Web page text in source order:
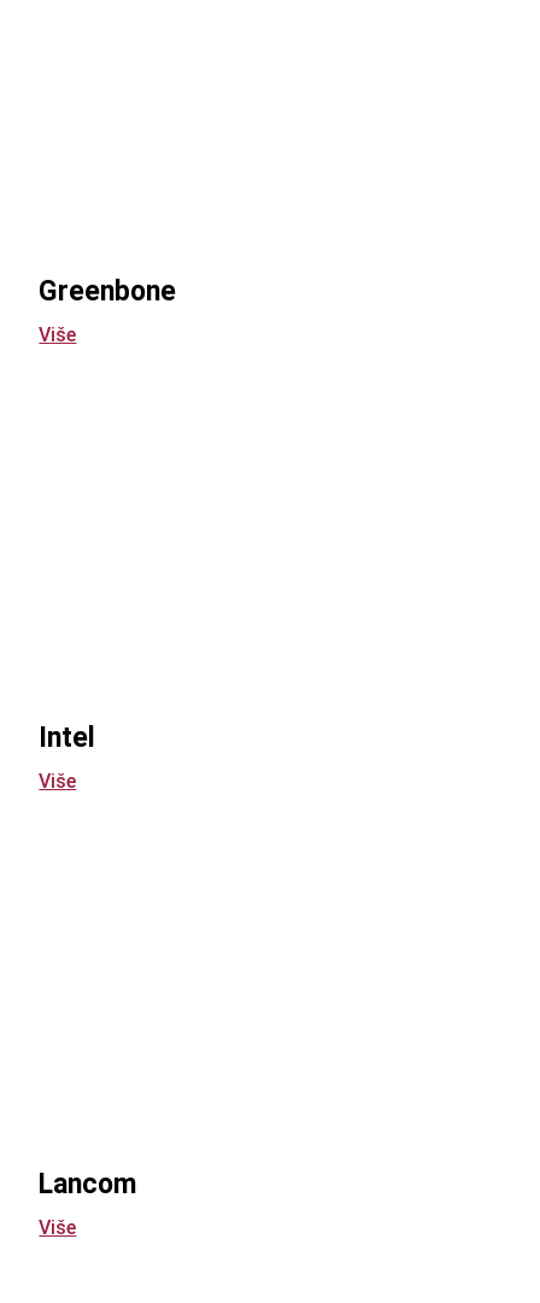
Greenbone
Više
Intel
Više
Lancom
Više